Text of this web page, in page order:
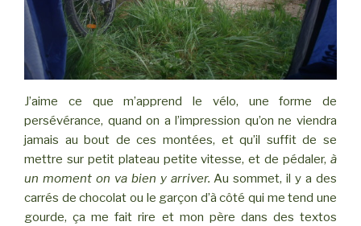
J’aime ce que m’apprend le vélo, une forme de
persévérance, quand on a l’impression qu’on ne viendra
jamais au bout de ces montées, et qu’il suffit de se
mettre sur petit plateau petite vitesse, et de pédaler, à
un moment on va bien y arriver.Au sommet, il y a des
carrés de chocolat ou le garçon d’à côté qui me tend une
gourde, ça me fait rire et mon père dans des textos